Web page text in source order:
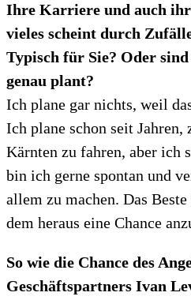
Ihre Karriere und auch
vieles scheint durch
Typisch für Sie? Oder
genau plant?
Ich plane gar nichts, weil
Ich plane schon seit
Kärnten zu fahren, aber ich
bin ich gerne spontan und
allem zu machen. Das
dem heraus eine Chance
So wie die Chance des
Geschäftspartners Ivan